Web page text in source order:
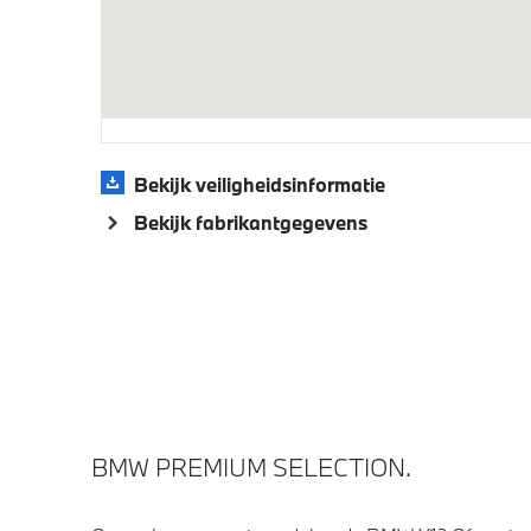
Aandrijving en onderstel
Vergrote brandstoftank
Sportonderstel
Bekijk veiligheidsinformatie
Bekijk fabrikantgegevens
BMW PREMIUM SELECTION.